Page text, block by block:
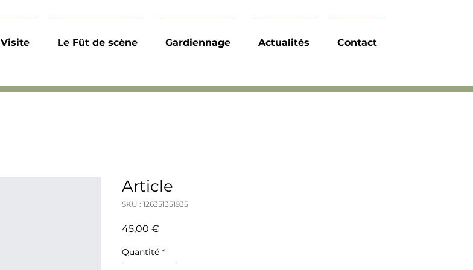
Visite Le Fût de scène Gardiennage Actualités Contact
Article
SKU : 126351351935
45,00 €
Quantité *